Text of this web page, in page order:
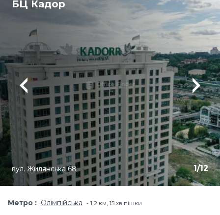
БЦ Кадор
1/12
вул. Жилянська 68
Метро Олімпійська 1,2 км, 15 хв пішки